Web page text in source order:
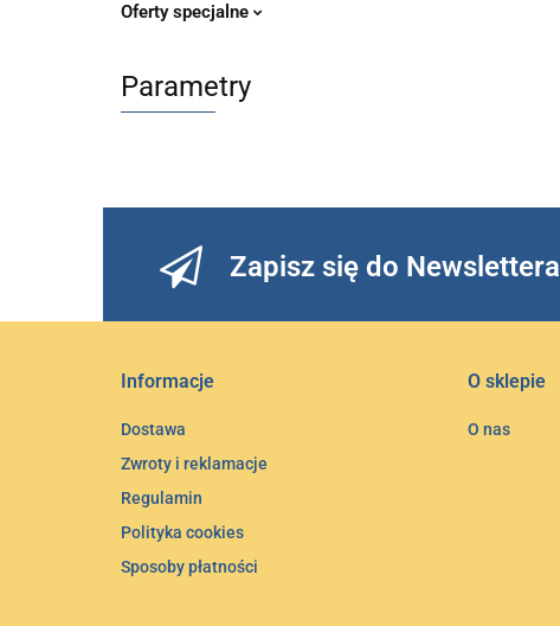
Oferty specjalne
Parametry
Zapisz się do Newslettera
Informacje
Dostawa
Zwroty i reklamacje
Regulamin
Polityka cookies
Sposoby płatności
O sklepie
O nas